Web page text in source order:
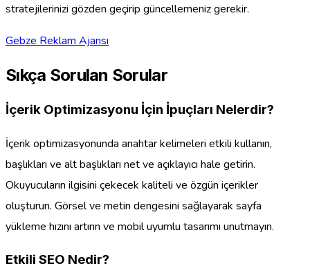
stratejilerinizi gözden geçirip güncellemeniz gerekir.
Gebze Reklam Ajansı
Sıkça Sorulan Sorular
İçerik Optimizasyonu İçin İpuçları Nelerdir?
İçerik optimizasyonunda anahtar kelimeleri etkili kullanın,
başlıkları ve alt başlıkları net ve açıklayıcı hale getirin.
Okuyucuların ilgisini çekecek kaliteli ve özgün içerikler
oluşturun. Görsel ve metin dengesini sağlayarak sayfa
yükleme hızını artırın ve mobil uyumlu tasarımı unutmayın.
Etkili SEO Nedir?